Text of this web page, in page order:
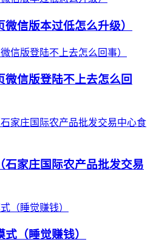
信版本过低怎么升级）
微信版登陆不上去怎么回
石家庄国际农产品批发交易
（睡觉赚钱）